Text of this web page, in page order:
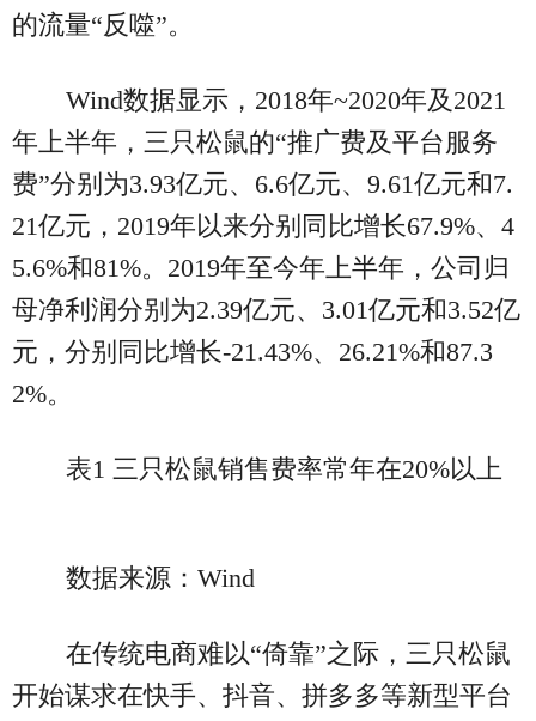
的流量“反噬”。
Wind数据显示，2018年~2020年及2021
年上半年，三只松鼠的“推广费及平台服务
费”分别为3.93亿元、6.6亿元、9.61亿元和7.
21亿元，2019年以来分别同比增长67.9%、4
5.6%和81%。2019年至今年上半年，公司归
母净利润分别为2.39亿元、3.01亿元和3.52亿
元，分别同比增长-21.43%、26.21%和87.3
2%。
表1 三只松鼠销售费率常年在20%以上
数据来源：Wind
在传统电商难以“倚靠”之际，三只松鼠
开始谋求在快手、抖音、拼多多等新型平台